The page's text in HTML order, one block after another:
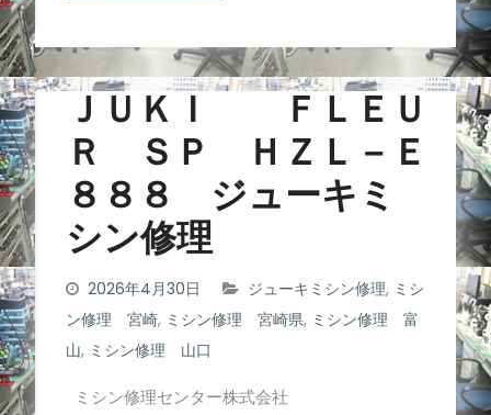
ＪＵＫＩ ＦＬＥＵ
Ｒ ＳＰ ＨＺＬ－Ｅ
８８８ ジューキミ
シン修理
2026年4月30日 ジューキミシン修理, ミシ
ン修理 宮崎, ミシン修理 宮崎県, ミシン修理 富
山, ミシン修理 山口
ミシン修理センター株式会社